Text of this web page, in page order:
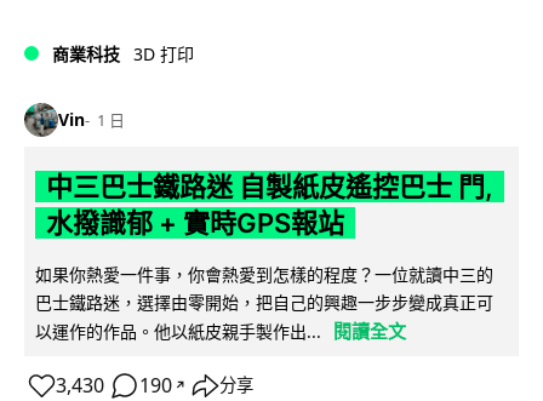
商業科技 3D 打印
Vin 1 日
中三巴士鐵路迷 自製紙皮遙控巴士 門,
水撥識郁 + 實時GPS報站
如果你熱愛一件事，你會熱愛到怎樣的程度？一位就讀中三的
巴士鐵路迷，選擇由零開始，把自己的興趣一步步變成真正可
以運作的作品。他以紙皮親手製作出...
閱讀全文
3,430 190 ↗ 分享